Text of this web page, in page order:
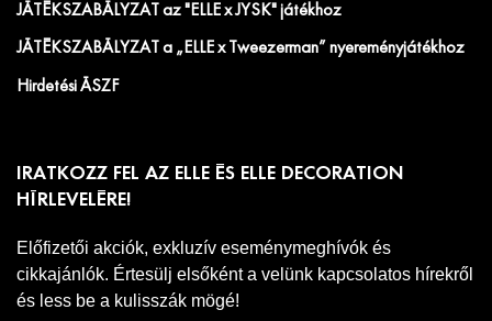
JÁTÉKSZABÁLYZAT az "ELLE x JYSK" játékhoz
JÁTÉKSZABÁLYZAT a „ELLE x Tweezerman” nyereményjátékhoz
Hirdetési ÁSZF
IRATKOZZ FEL AZ ELLE ÉS ELLE DECORATION
HÍRLEVELÉRE!
Előfizetői akciók, exkluzív eseménymeghívók és
cikkajánlók. Értesülj elsőként a velünk kapcsolatos hírekről
és less be a kulisszák mögé!